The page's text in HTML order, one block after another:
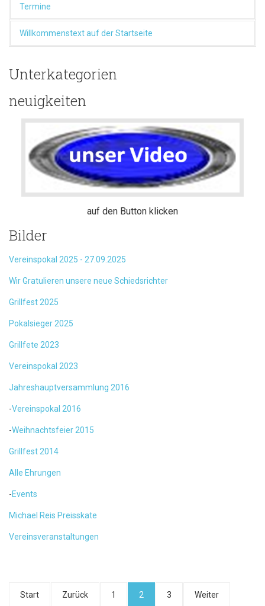
Termine
Willkommenstext auf der Startseite
Unterkategorien
neuigkeiten
auf den Button klicken
Bilder
Vereinspokal 2025 - 27.09.2025
Wir Gratulieren unsere neue Schiedsrichter
Grillfest 2025
Pokalsieger 2025
Grillfete 2023
Vereinspokal 2023
Jahreshauptversammlung 2016
-Vereinspokal 2016
-Weihnachtsfeier 2015
Grillfest 2014
Alle Ehrungen
-Events
Michael Reis Preisskate
Vereinsveranstaltungen
Start Zurück 1 2 3 Weiter